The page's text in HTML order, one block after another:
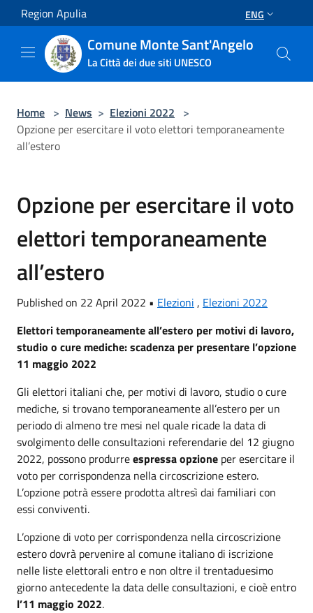
Salta al contenuto principale
Region Apulia ENG
Comune Monte Sant'Angelo
La Città dei due siti UNESCO
Home > News > Elezioni 2022 >
Opzione per esercitare il voto elettori temporaneamente
all’estero
Opzione per esercitare il voto
elettori temporaneamente
all’estero
Published on 22 April 2022 • Elezioni , Elezioni 2022
Elettori temporaneamente all’estero per motivi di lavoro,
studio o cure mediche: scadenza per presentare l’opzione
11 maggio 2022
Gli elettori italiani che, per motivi di lavoro, studio o cure
mediche, si trovano temporaneamente all’estero per un
periodo di almeno tre mesi nel quale ricade la data di
svolgimento delle consultazioni referendarie del 12 giugno
2022, possono produrreespressa opzione per esercitare il
voto per corrispondenza nella circoscrizione estero.
L’opzione potrà essere prodotta altresì dai familiari con
essi conviventi.
L’opzione di voto per corrispondenza nella circoscrizione
estero dovrà pervenire al comune italiano di iscrizione
nelle liste elettorali entro e non oltre il trentaduesimo
giorno antecedente la data delle consultazioni, e cioè entro
l’11 maggio 2022.